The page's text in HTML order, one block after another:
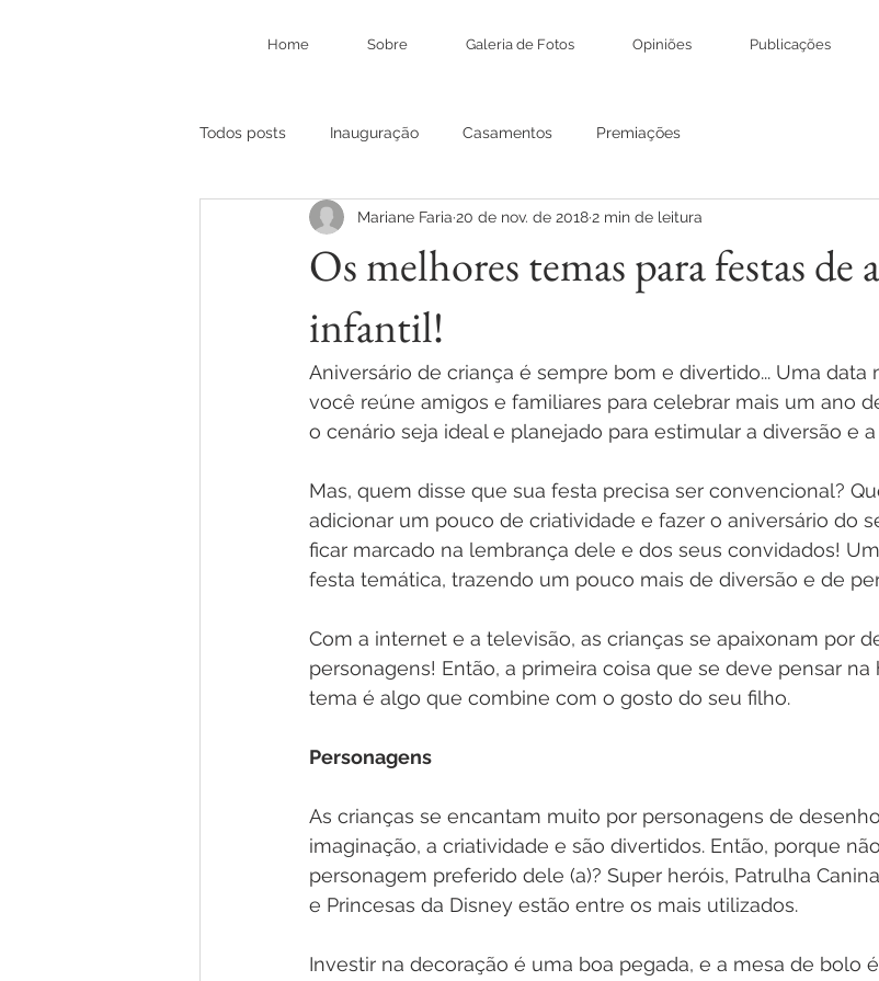
Home Sobre Galeria de Fotos Opiniões Publicações
Todos posts Inauguração Casamentos Premiações
Os melhores temas para festas de
infantil!
Mariane Faria 20 de nov. de 20182 min de leitura
Aniversário de criança é sempre bom e divertido... Uma
você reúne amigos e familiares para celebrar mais um ano
o cenário seja ideal e planejado para estimular a diversão e
Mas, quem disse que sua festa precisa ser convencional?
adicionar um pouco de criatividade e fazer o aniversário do
ficar marcado na lembrança dele e dos seus convidados!
festa temática, trazendo um pouco mais de diversão e de
Com a internet e a televisão, as crianças se apaixonam por
personagens! Então, a primeira coisa que se deve pensar
tema é algo que combine com o gosto do seu filho.
Personagens
As crianças se encantam muito por personagens de
imaginação, a criatividade e são divertidos. Então, porque
personagem preferido dele (a)? Super heróis, Patrulha
e Princesas da Disney estão entre os mais utilizados.
Investir na decoração é uma boa pegada, e a mesa de bolo